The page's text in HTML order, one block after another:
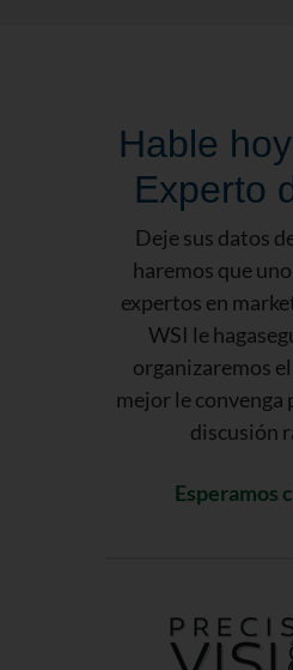
Hable
Experto
Deje sus datos
haremos que
expertos en
WSI le
organizaremos
mejor le convenga
discusión
Esperamos